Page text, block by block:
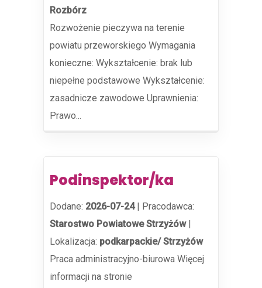
Rozbórz
Rozwożenie pieczywa na terenie
powiatu przeworskiego Wymagania
konieczne: Wykształcenie: brak lub
niepełne podstawowe Wykształcenie:
zasadnicze zawodowe Uprawnienia:
Prawo...
Podinspektor/ka
Dodane: 2026-07-24| Pracodawca:
Starostwo Powiatowe Strzyżów|
Lokalizacja: podkarpackie/ Strzyżów
Praca administracyjno-biurowa Więcej
informacji na stronie